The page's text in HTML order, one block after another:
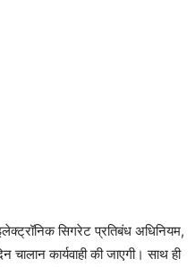
सिगरेट प्रतिबंध अधिनियम,
कार्यवाही की जाएगी। साथ ही